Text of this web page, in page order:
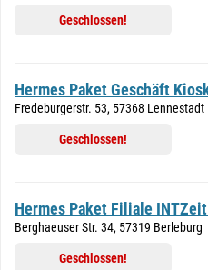
Geschlossen!
Hermes Paket Geschäft
Fredeburgerstr. 53, 57368 Lennestadt
Geschlossen!
Hermes Paket Filiale
Berghaeuser Str. 34, 57319 Berleburg
Geschlossen!